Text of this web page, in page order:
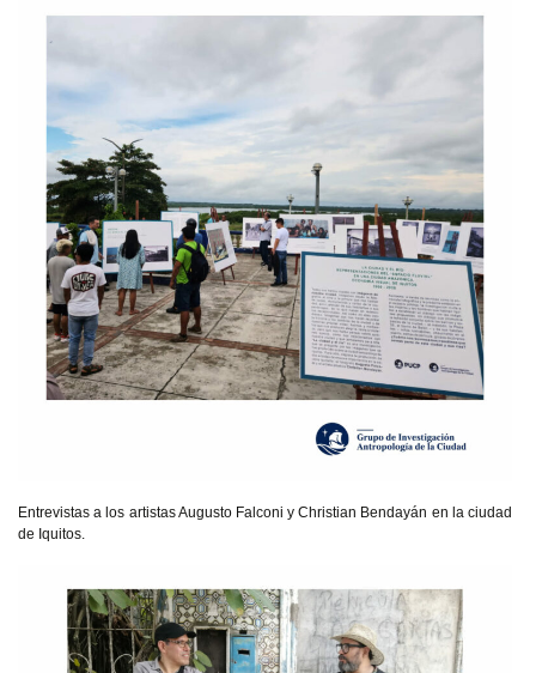
Entrevistas a los artistas Augusto Falconi y Christian Bendayán en la ciudad
de Iquitos.